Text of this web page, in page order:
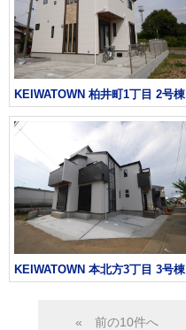
KEIWATOWN 柏井町1丁目 2号棟
KEIWATOWN 本北方3丁目 3号棟
«